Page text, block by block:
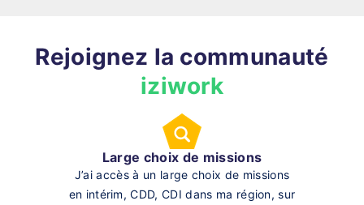
Rejoignez la communauté
iziwork
Large choix de missions
J’ai accès à un large choix de missions
en intérim, CDD, CDI dans ma région, sur